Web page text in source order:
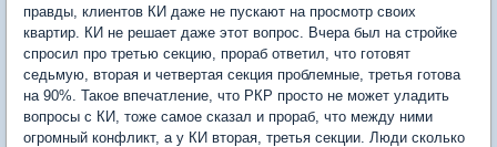
правды, клиентов КИ даже не пускают на просмотр своих
квартир. КИ не решает даже этот вопрос. Вчера был на стройке
спросил про третью секцию, прораб ответил, что готовят
седьмую, вторая и четвертая секция проблемные, третья готова
на 90%. Такое впечатление, что РКР просто не может уладить
вопросы с КИ, тоже самое сказал и прораб, что между ними
огромный конфликт, а у КИ вторая, третья секции. Люди сколько